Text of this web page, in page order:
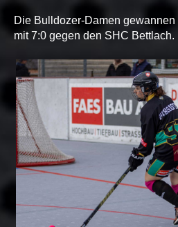
Die Bulldozer-Damen
mit 7:0 gegen den SHC Bettlach.